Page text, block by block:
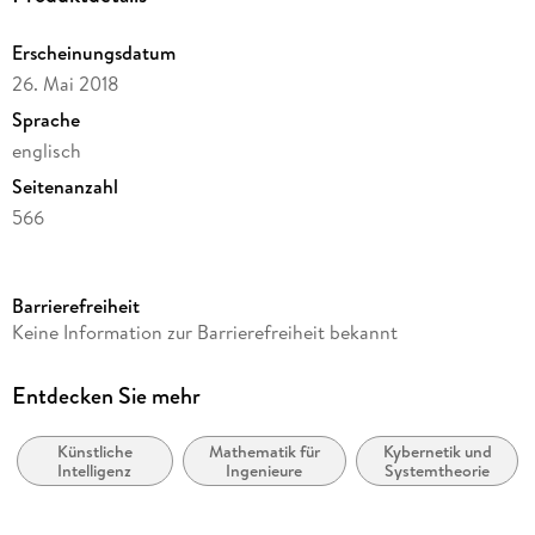
Erscheinungsdatum
26. Mai 2018
Sprache
englisch
Seitenanzahl
566
Reihe
Herausgegeben von
Tomasz Walkowiak, Janusz Kacprzyk, Jarosaw Sugier
Verlag/Hersteller
Barrierefreiheit
Keine Information zur Barrierefreiheit bekannt
Entdecken Sie mehr
Künstliche
Intelligenz
Mathematik für
Ingenieure
Kybernetik und
Systemtheorie